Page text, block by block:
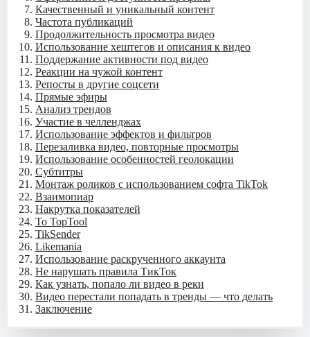
Качественный и уникальный контент
Частота публикаций
Продолжительность просмотра видео
Использование хештегов и описания к видео
Поддержание активности под видео
Реакции на чужой контент
Репосты в другие соцсети
Прямые эфиры
Анализ трендов
Участие в челленджах
Использование эффектов и фильтров
Перезаливка видео, повторные просмотры
Использование особенностей геолокации
Субтитры
Монтаж роликов с использованием софта TikTok
Взаимопиар
Накрутка показателей
To TopTool
TikSender
Likemania
Использование раскрученного аккаунта
Не нарушать правила ТикТок
Как узнать, попало ли видео в реки
Видео перестали попадать в тренды — что делать
Заключение